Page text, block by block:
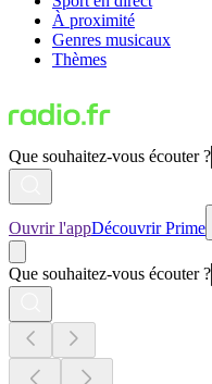
À proximité
Genres musicaux
Thèmes
Que souhaitez-vous écouter ?
Ouvrir l'appDécouvrir Prime
Que souhaitez-vous écouter ?